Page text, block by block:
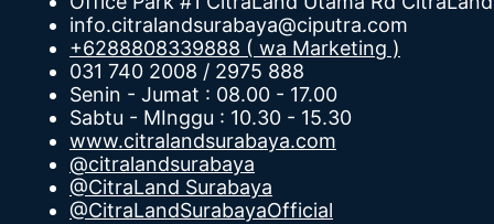
info.citralandsurabaya@ciputra.com
+6288808339888 ( wa Marketing )
031 740 2008 / 2975 888
Senin - Jumat : 08.00 - 17.00
Sabtu - MInggu : 10.30 - 15.30
www.citralandsurabaya.com
@citralandsurabaya
@CitraLand Surabaya
@CitraLandSurabayaOfficial